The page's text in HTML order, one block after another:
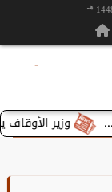
هـ
-
وزير الأوقاف يستقبل